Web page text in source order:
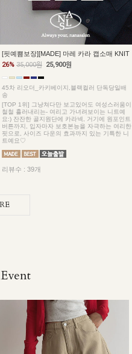
[핏예쁨보장][MADE] 마레 카라 캡소매 KNIT
26% 35,000원 25,900원
45차 리오더_카키베이지,블랙컬러 단독당일배
송
[TOP 1위] 그냥쳐다만 보고있어도 여성스러움이
철철 흘러내리는- 여리고 가녀려보이는 니트예
요:) 잔잔한 골지원단에 카라넥, 거기에 원포인트
버튼까지, 입자마자 보호본능을 자극하는 여리한
핏으로, 사이즈 다운의 효과까지 있는 기특한 니
트예요♡
리뷰수 : 39개